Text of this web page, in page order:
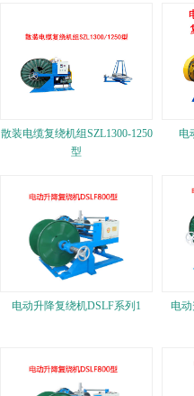
散装电缆复绕机组SZL1300-1250
型
电
电动升降复绕机DSLF系列1 电